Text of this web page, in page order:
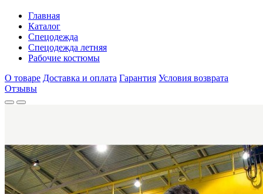
Главная
Каталог
Спецодежда
Спецодежда летняя
Рабочие костюмы
О товаре Доставка и оплата Гарантия Условия возврата
Отзывы